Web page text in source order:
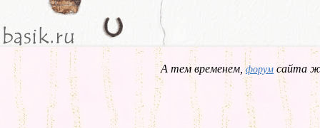
А тем временем,форум сайта